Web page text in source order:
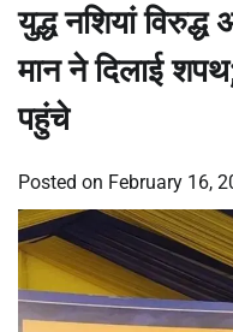
युद्ध नशियां
मान ने दिलाई
पहुंचे
Posted on February 16,